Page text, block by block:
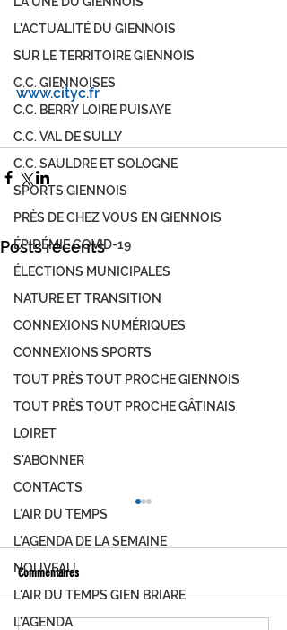
L'ACTUALITÉ DU GIENNOIS
SUR LE TERRITOIRE GIENNOIS
C.C. GIENNOISES
C.C. BERRY LOIRE PUISAYE
C.C. VAL DE SULLY
C.C. SAULDRE ET SOLOGNE
SPORTS GIENNOIS
PRÈS DE CHEZ VOUS EN GIENNOIS
ÉPIDÉMIE COVID-19
ÉLECTIONS MUNICIPALES
NATURE ET TRANSITION
CONNEXIONS NUMÉRIQUES
CONNEXIONS SPORTS
TOUT PRÈS TOUT PROCHE GIENNOIS
TOUT PRÈS TOUT PROCHE GÂTINAIS
LOIRET
S'ABONNER
CONTACTS
L'AIR DU TEMPS
L'AGENDA DE LA SEMAINE
NOUVEAU
L'AIR DU TEMPS GIEN BRIARE
L'AGENDA
www.cityc.fr
Posts récents
Commentaires